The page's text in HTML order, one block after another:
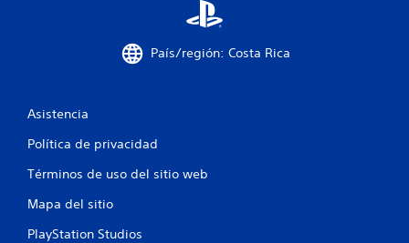
País/región: Costa Rica
Asistencia
Política de privacidad
Términos de uso del sitio web
Mapa del sitio
PlayStation Studios